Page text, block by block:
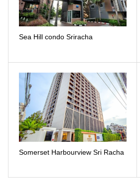
Sea Hill condo Sriracha
Somerset Harbourview Sri Racha